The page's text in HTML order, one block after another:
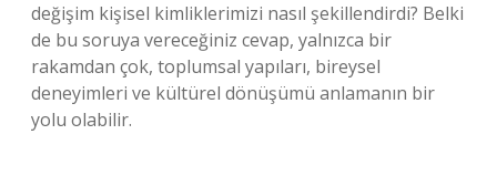
değişim kişisel kimliklerimizi nasıl şekillendirdi? Belki
de bu soruya vereceğiniz cevap, yalnızca bir
rakamdan çok, toplumsal yapıları, bireysel
deneyimleri ve kültürel dönüşümü anlamanın bir
yolu olabilir.